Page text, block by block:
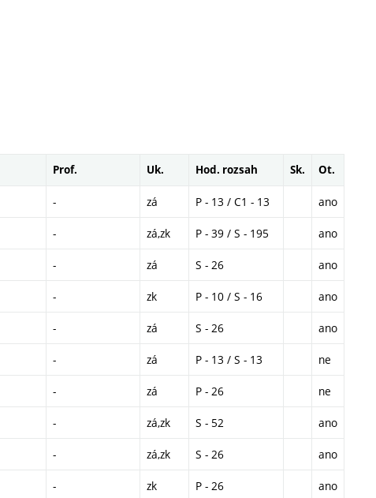
Prof. Uk. Hod. rozsah Sk. Ot.
- zá P - 13 / C1 - 13 ano
- zá,zk P - 39 / S - 195 ano
- zá S - 26 ano
- zk P - 10 / S - 16 ano
- zá S - 26 ano
- zá P - 13 / S - 13 ne
- zá P - 26 ne
- zá,zk S - 52 ano
- zá,zk S - 26 ano
- zk P - 26 ano